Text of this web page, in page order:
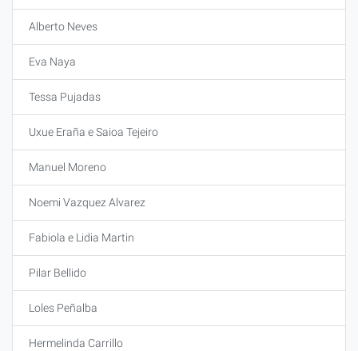
Alberto Neves
Eva Naya
Tessa Pujadas
Uxue Eraña e Saioa Tejeiro
Manuel Moreno
Noemi Vazquez Alvarez
Fabiola e Lidia Martin
Pilar Bellido
Loles Peñalba
Hermelinda Carrillo